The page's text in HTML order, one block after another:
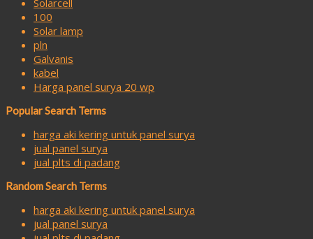
100
Solar lamp
pln
Galvanis
kabel
Harga panel surya 20 wp
Popular Search Terms
harga aki kering untuk panel surya
jual panel surya
jual plts di padang
Random Search Terms
harga aki kering untuk panel surya
jual panel surya